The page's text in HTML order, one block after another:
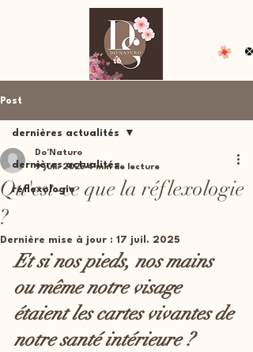
Post
dernières actualités
réflexologie
dernières actualités
Qu'est-ce que la réflexologie
?
Do'Naturo
9 juil. 2025 4 min de lecture
Dernière mise à jour : 17 juil. 2025
Et si nos pieds, nos mains
ou même notre visage
étaient les cartes vivantes de
notre santé intérieure ?